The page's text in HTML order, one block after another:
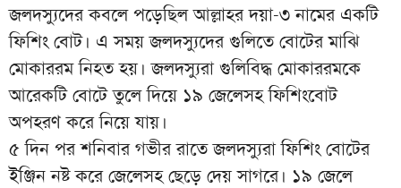
জলদস্যুদের কবলে পড়েছিল আল্লাহর দয়া-৩ নামের একটি
ফিশিং বোট। এ সময় জলদস্যুদের গুলিতে বোটের মাঝি
মোকাররম নিহত হয়। জলদস্যুরা গুলিবিদ্ধ মোকাররমকে
আরেকটি বোটে তুলে দিয়ে ১৯ জেলেসহ ফিশিংবোট
অপহরণ করে নিয়ে যায়।
৫ দিন পর শনিবার গভীর রাতে জলদস্যুরা ফিশিং বোটের
ইঞ্জিন নষ্ট করে জেলেসহ ছেড়ে দেয় সাগরে। ১৯ জেলে